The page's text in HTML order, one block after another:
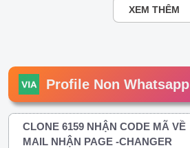
XEM THÊM
Profile Non Whatsapp
CLONE 6159 NHẬN CODE MÃ VỀ
MAIL NHẬN PAGE -CHANGER